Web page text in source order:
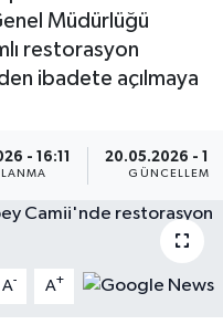
Müdürlüğü
restorasyon
ibadete açılmaya
- 16:11 20.05.2026 -
GÜNCELLEME
A- A+